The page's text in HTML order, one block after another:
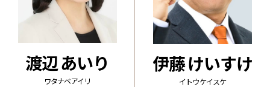
渡辺 あいり
ワタナベ アイリ
伊藤 けいすけ
イトウ ケイスケ